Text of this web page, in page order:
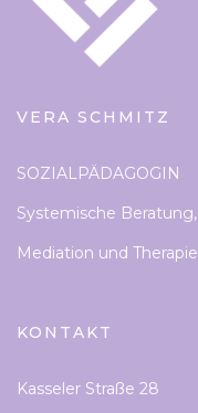
VERA SCHMITZ
SOZIALPÄDAGOGIN
Systemische Beratung,
Mediation und Therapie
KONTAKT
Kasseler Straße 28